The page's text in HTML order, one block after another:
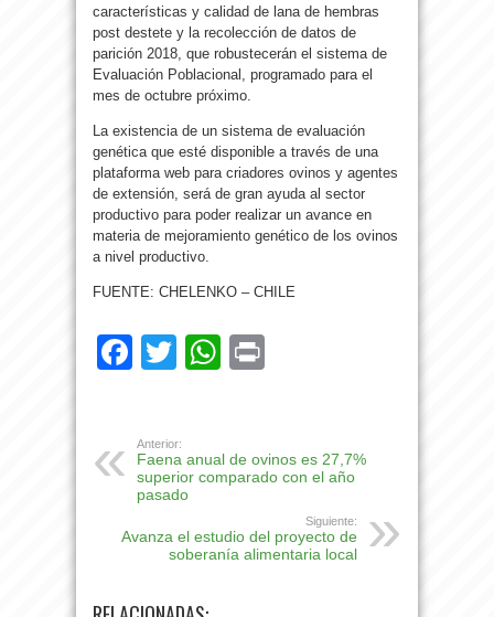
características y calidad de lana de hembras
post destete y la recolección de datos de
parición 2018, que robustecerán el sistema de
Evaluación Poblacional, programado para el
mes de octubre próximo.
La existencia de un sistema de evaluación
genética que esté disponible a través de una
plataforma web para criadores ovinos y agentes
de extensión, será de gran ayuda al sector
productivo para poder realizar un avance en
materia de mejoramiento genético de los ovinos
a nivel productivo.
FUENTE: CHELENKO – CHILE
Facebook
TwitterWhatsApp
Anterior:
Faena anual de ovinos es 27,7%
superior comparado con el año
pasado
Siguiente:
Avanza el estudio del proyecto de
soberanía alimentaria local